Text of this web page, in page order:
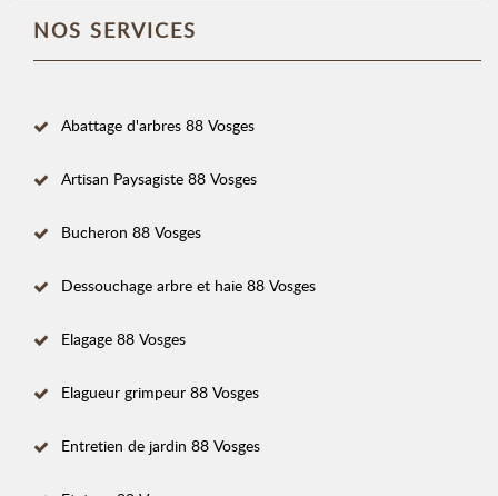
NOS SERVICES
Abattage d'arbres 88 Vosges
Artisan Paysagiste 88 Vosges
Bucheron 88 Vosges
Dessouchage arbre et haie 88 Vosges
Elagage 88 Vosges
Elagueur grimpeur 88 Vosges
Entretien de jardin 88 Vosges